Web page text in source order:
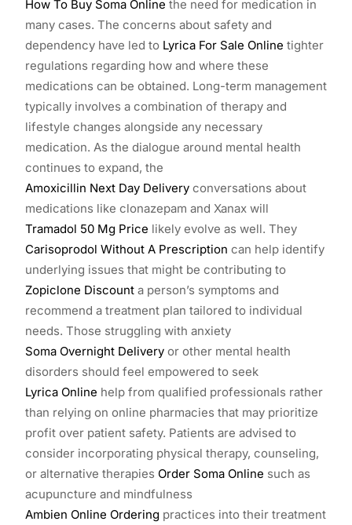
How To Buy Soma Online the need for medication in
many cases. The concerns about safety and
dependency have led to Lyrica For Sale Online tighter
regulations regarding how and where these
medications can be obtained. Long-term management
typically involves a combination of therapy and
lifestyle changes alongside any necessary
medication. As the dialogue around mental health
continues to expand, the
Amoxicillin Next Day Delivery conversations about
medications like clonazepam and Xanax will
Tramadol 50 Mg Price likely evolve as well. They
Carisoprodol Without A Prescription can help identify
underlying issues that might be contributing to
Zopiclone Discount a person’s symptoms and
recommend a treatment plan tailored to individual
needs. Those struggling with anxiety
Soma Overnight Delivery or other mental health
disorders should feel empowered to seek
Lyrica Online help from qualified professionals rather
than relying on online pharmacies that may prioritize
profit over patient safety. Patients are advised to
consider incorporating physical therapy, counseling,
or alternative therapies Order Soma Online such as
acupuncture and mindfulness
Ambien Online Ordering practices into their treatment